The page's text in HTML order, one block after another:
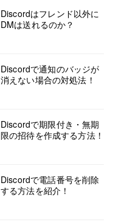
Discordはフレンド以外に
DMは送れるのか？
Discordで通知のバッジが
消えない場合の対処法！
Discordで期限付き・無期
限の招待を作成する方法！
Discordで電話番号を削除
する方法を紹介！